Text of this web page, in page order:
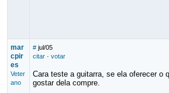
mar
cpir
es
Veter
ano
# jul/05
citar· votar
Cara teste a guitarra, se ela oferecer o
gostar dela compre.